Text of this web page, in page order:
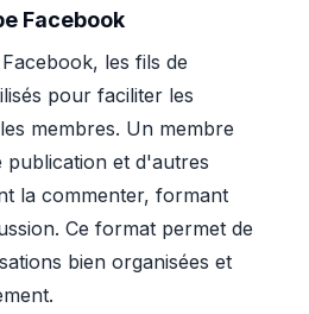
Facebook
les fils de
pour faciliter les
membres. Un membre
publication et d'autres
la commenter, formant
Ce format permet de
bien organisées et